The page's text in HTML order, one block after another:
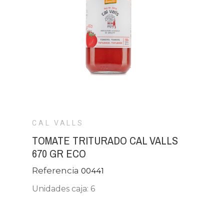
CAL VALLS
TOMATE TRITURADO CAL VALLS
670 GR ECO
Referencia00441
Unidades caja: 6